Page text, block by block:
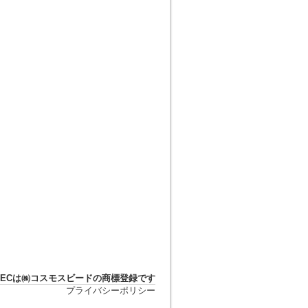
は㈱コスモスビードの商標登録です
プライバシーポリシー